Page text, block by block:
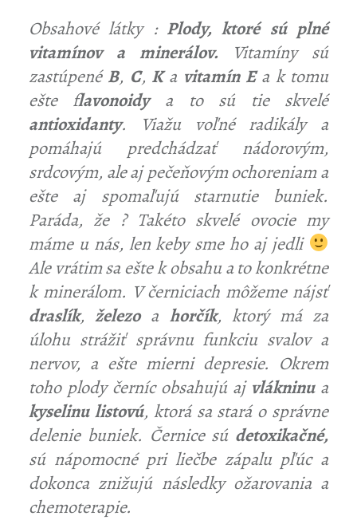
Obsahové látky : Plody, ktoré sú plné
vitamínov a minerálov. Vitamíny sú
zastúpené B, C, Ka vitamín Ea k tomu
ešte flavonoidya to sú tie skvelé
antioxidanty. Viažu voľné radikály a
pomáhajú predchádzať nádorovým,
srdcovým, ale aj pečeňovým ochoreniam a
ešte aj spomaľujú starnutie buniek.
Paráda, že ? Takéto skvelé ovocie my
máme u nás, len keby sme ho aj jedli
Ale vrátim sa ešte k obsahu a to konkrétne
k minerálom. V černiciach môžeme nájsť
draslík,železoa horčík, ktorý má za
úlohu strážiť správnu funkciu svalov a
nervov, a ešte mierni depresie. Okrem
toho plody černíc obsahujú aj vlákninua
kyselinu listovú, ktorá sa stará o správne
delenie buniek. Černice sú detoxikačné,
sú nápomocné pri liečbe zápalu pľúc a
dokonca znižujú následky ožarovania a
chemoterapie.